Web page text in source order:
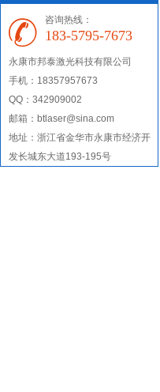
咨询热线：
183-5795-7673
永康市邦泰激光科技有限公司
手机：18357957673
QQ：342909002
邮箱：btlaser@sina.com
地址： 浙江省金华市永康市经济开
发长城东大道193-195号